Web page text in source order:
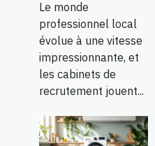
Le monde
professionnel local
évolue à une vitesse
impressionnante, et
les cabinets de
recrutement jouent...